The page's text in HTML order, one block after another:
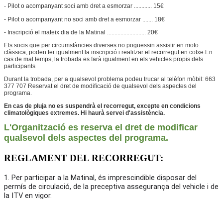
- Pilot o acompanyant soci amb dret a esmorzar ............ 15€
- Pilot o acompanyant no soci amb dret a esmorzar ....... 18€
- Inscripció el mateix dia de la Matinal .......................... 20€
Els socis que per circumstàncies diverses no poguessin assistir en moto
clàssica, poden fer igualment la inscripció i realitzar el recorregut en cotxe.En
cas de mal temps, la trobada es farà igualment en els vehicles propis dels
participants
Durant la trobada, per a qualsevol problema podeu trucar al telèfon mòbil: 663
377 707 Reservat el dret de modificació de qualsevol dels aspectes del
programa.
En cas de pluja no es suspendrà el recorregut, excepte en condicions
climatològiques extremes. Hi haurà servei d'assistència.
L'Organització es reserva el dret de modificar
qualsevol dels aspectes del programa.
REGLAMENT DEL RECORREGUT:
1. Per participar a la Matinal, és imprescindible disposar del
permís de circulació, de la preceptiva assegurança del vehicle i de
la ITV en vigor.